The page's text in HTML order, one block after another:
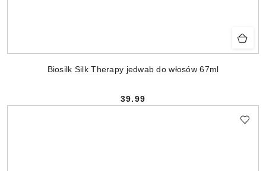
Biosilk Silk Therapy jedwab do włosów 67ml
Cena:
39.99